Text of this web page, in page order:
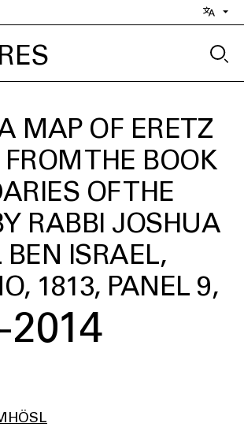
MAP OF ERETZ
THE BOOK
OF THE
RABBI JOSHUA
BEN ISRAEL,
1813, PANEL 9
2014